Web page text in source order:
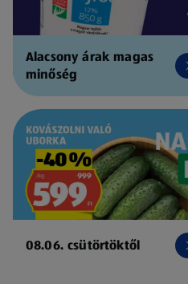
Alacsony árak magas
minőség
08.06. csütörtöktől